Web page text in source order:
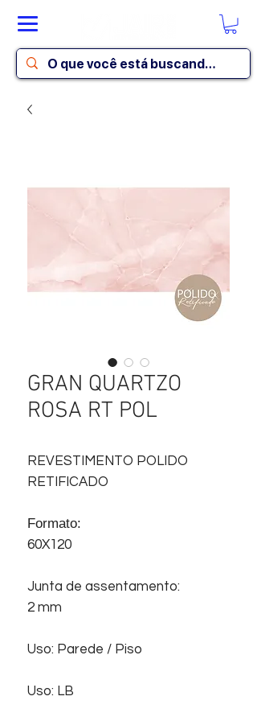
GRAN QUARTZO
ROSA RT POL
REVESTIMENTO POLIDO
RETIFICADO
Formato:
60X120
Junta de assentamento:
2 mm
Uso: Parede / Piso
Uso: LB